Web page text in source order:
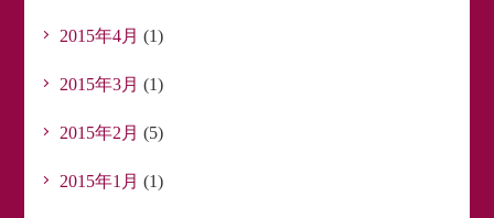
2015年4月 (1)
2015年3月 (1)
2015年2月 (5)
2015年1月 (1)